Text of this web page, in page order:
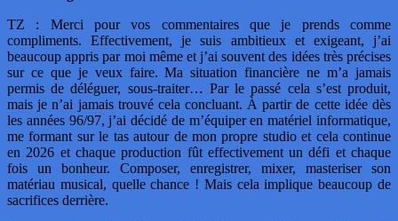
TZ : Merci pour vos commentaires que je prends comme
compliments. Effectivement, je suis ambitieux et exigeant, j’ai
beaucoup appris par moi même et j’ai souvent des idées très précises
sur ce que je veux faire. Ma situation financière ne m’a jamais
permis de déléguer, sous-traiter… Par le passé cela s’est produit,
mais je n’ai jamais trouvé cela concluant. À partir de cette idée dès
les années 96/97, j’ai décidé de m’équiper en matériel informatique,
me formant sur le tas autour de mon propre studio et cela continue
en 2026 et chaque production fût effectivement un défi et chaque
fois un bonheur. Composer, enregistrer, mixer, masteriser son
matériau musical, quelle chance ! Mais cela implique beaucoup de
sacrifices derrière.